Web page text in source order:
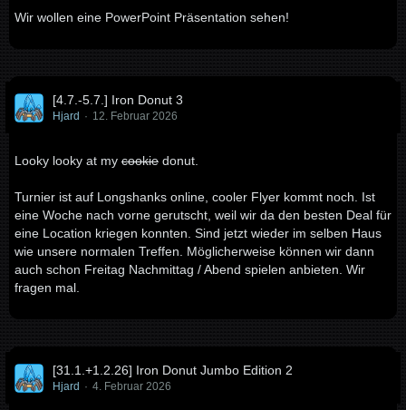
Wir wollen eine PowerPoint Präsentation sehen!
[4.7.-5.7.] Iron Donut 3
Hjard 12. Februar 2026
Looky looky at my cookie donut.
Turnier ist auf Longshanks online, cooler Flyer kommt noch. Ist
eine Woche nach vorne gerutscht, weil wir da den besten Deal für
eine Location kriegen konnten. Sind jetzt wieder im selben Haus
wie unsere normalen Treffen. Möglicherweise können wir dann
auch schon Freitag Nachmittag / Abend spielen anbieten. Wir
fragen mal.
[31.1.+1.2.26] Iron Donut Jumbo Edition 2
Hjard 4. Februar 2026